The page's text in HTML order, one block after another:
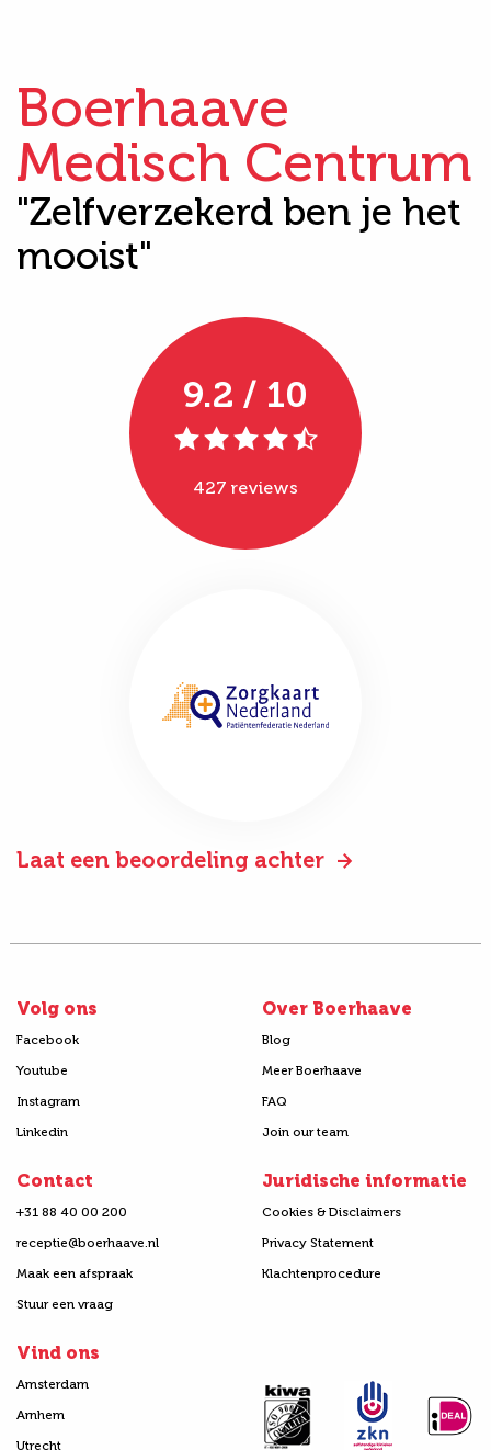
Boerhaave
Medisch Centrum
"Zelfverzekerd ben je het
mooist"
9.2 / 10
427 reviews
Laat een beoordeling achter
Volg ons
Facebook
Youtube
Instagram
Linkedin
Over Boerhaave
Blog
Meer Boerhaave
FAQ
Join our team
Contact
+31 88 40 00 200
receptie@boerhaave.nl
Maak een afspraak
Stuur een vraag
Juridische informatie
Cookies & Disclaimers
Privacy Statement
Klachtenprocedure
Vind ons
Amsterdam
Arnhem
Utrecht